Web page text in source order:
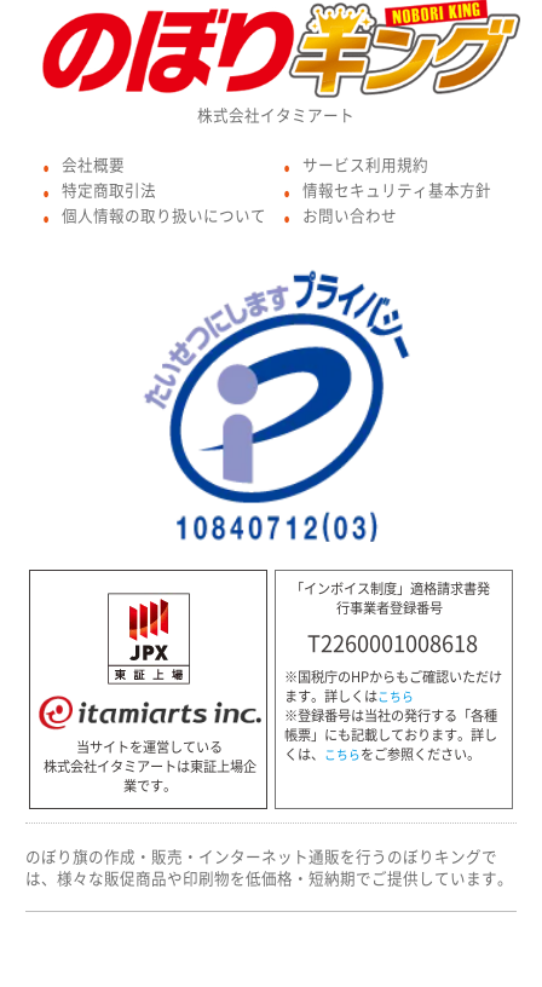
株式会社イタミアート
● 会社概要
● 特定商取引法
● 個人情報の取り扱いについて
● サービス利用規約
● 情報セキュリティ基本方針
● お問い合わせ
当サイトを運営している
株式会社イタミアートは東証上場企
業です。
「インボイス制度」適格請求書発
行事業者登録番号
T2260001008618
※国税庁のHPからもご確認いただけ
ます。詳しくはこちら
※登録番号は当社の発行する「各種
帳票」にも記載しております。詳し
くは、 こちらをご参照ください。
のぼり旗の作成・販売・インターネット通販を行うのぼりキングで
は、様々な販促商品や印刷物を低価格・短納期でご提供しています。